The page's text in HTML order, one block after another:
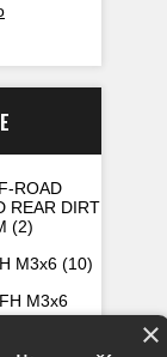
ROAD
REAR DIRT
(2)
M3x6 (10)
M3x6
×